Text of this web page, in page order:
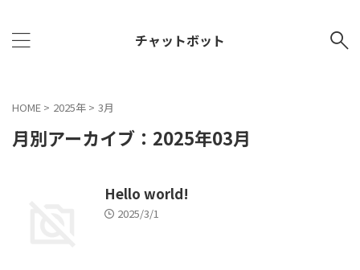
チャットボット
HOME > 2025年 > 3月
月別アーカイブ：2025年03月
Hello world!
2025/3/1